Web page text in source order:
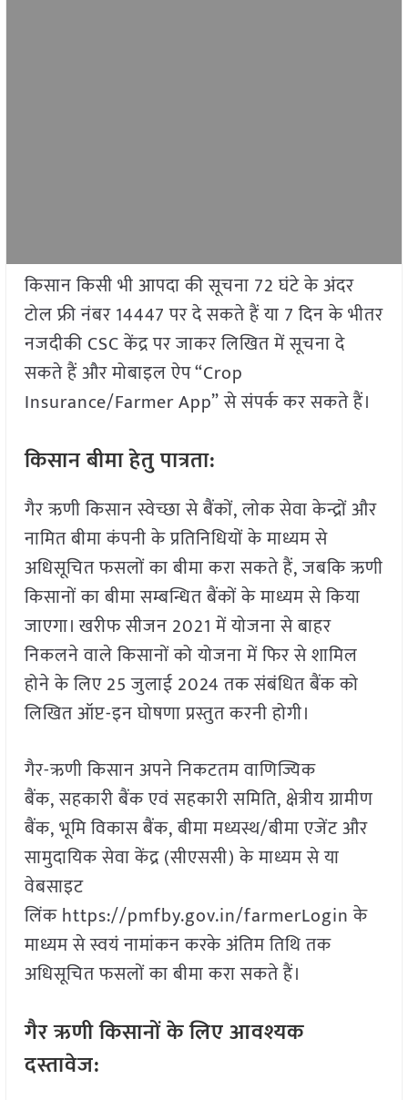
किसान किसी भी आपदा की सूचना 72 घंटे के अंदर
टोल फ्री नंबर 14447 पर दे सकते हैं या 7 दिन के भीतर
नजदीकी CSC केंद्र पर जाकर लिखित में सूचना दे
सकते हैं और मोबाइल ऐप “Crop
Insurance/Farmer App” से संपर्क कर सकते हैं।
किसान बीमा हेतु पात्रता:
गैर ऋणी किसान स्वेच्छा से बैंकों, लोक सेवा केन्द्रों और
नामित बीमा कंपनी के प्रतिनिधियों के माध्यम से
अधिसूचित फसलों का बीमा करा सकते हैं, जबकि ऋणी
किसानों का बीमा सम्बन्धित बैंकों के माध्यम से किया
जाएगा। खरीफ सीजन 2021 में योजना से बाहर
निकलने वाले किसानों को योजना में फिर से शामिल
होने के लिए 25 जुलाई 2024 तक संबंधित बैंक को
लिखित ऑप्ट-इन घोषणा प्रस्तुत करनी होगी।
गैर-ऋणी किसान अपने निकटतम वाणिज्यिक
बैंक, सहकारी बैंक एवं सहकारी समिति, क्षेत्रीय ग्रामीण
बैंक, भूमि विकास बैंक, बीमा मध्यस्थ/बीमा एजेंट और
सामुदायिक सेवा केंद्र (सीएससी) के माध्यम से या
वेबसाइट
लिंक https://pmfby.gov.in/farmerLogin के
माध्यम से स्वयं नामांकन करके अंतिम तिथि तक
अधिसूचित फसलों का बीमा करा सकते हैं।
गैर ऋणी किसानों के लिए आवश्यक
दस्तावेज: